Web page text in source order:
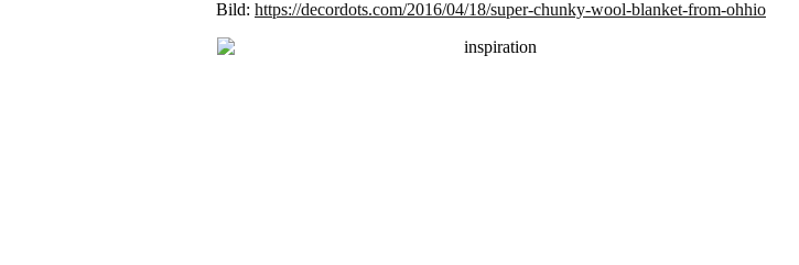
Bild:https://decordots.com/2016/04/18/super-chunky-wool-blanket-from-ohhio